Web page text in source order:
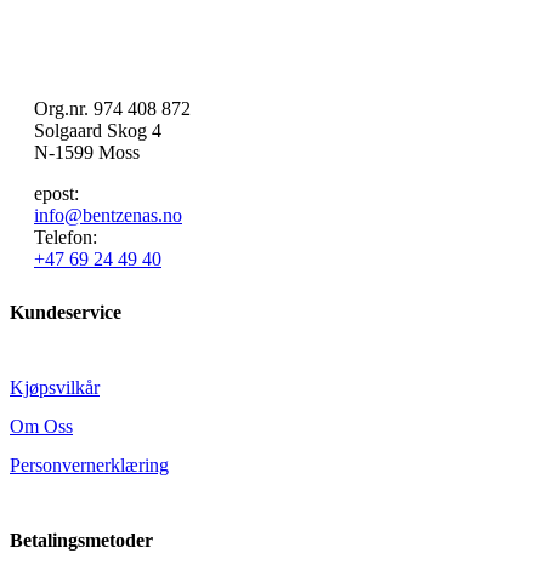
Org.nr. 974 408 872
Solgaard Skog 4
N-1599 Moss
epost:
info@bentzenas.no
Telefon:
+47 69 24 49 40
Kundeservice
Kjøpsvilkår
Om Oss
Personvernerklæring
Betalingsmetoder